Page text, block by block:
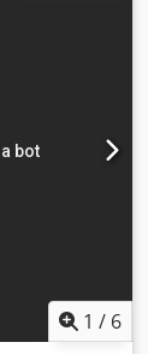
1 / 6